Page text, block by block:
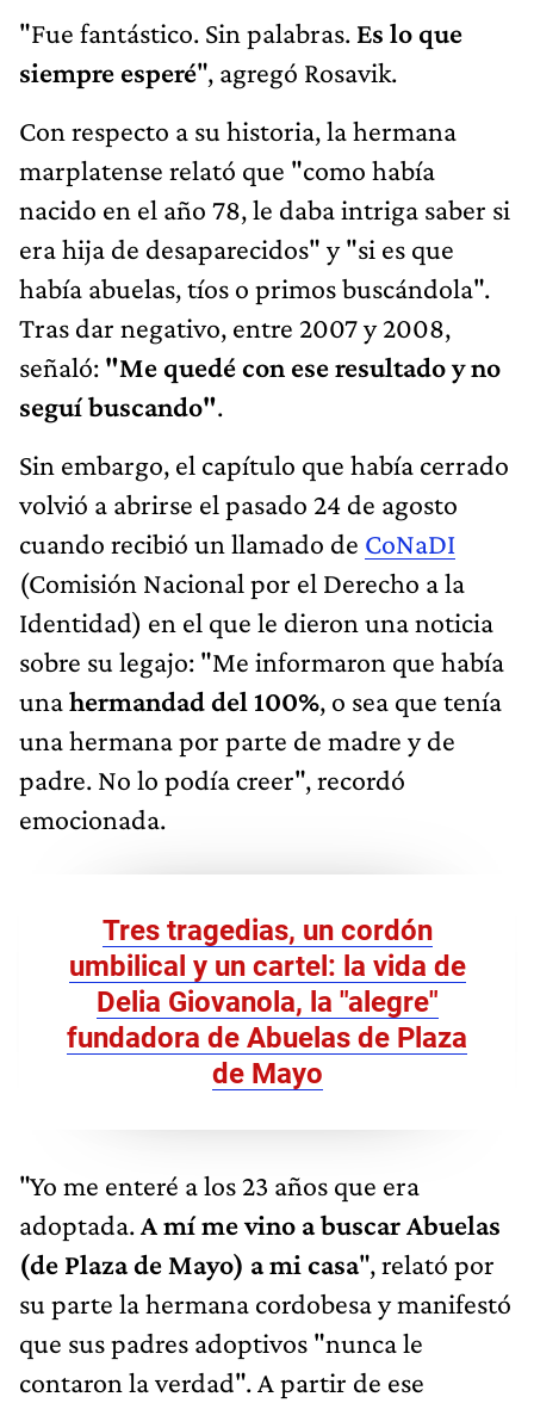
"Fue fantástico. Sin palabras. Es lo que
siempre esperé", agregó Rosavik.
Con respecto a su historia, la hermana
marplatense relató que "como había
nacido en el año 78, le daba intriga saber si
era hija de desaparecidos" y "si es que
había abuelas, tíos o primos buscándola".
Tras dar negativo, entre 2007 y 2008,
señaló: "Me quedé con ese resultado y no
seguí buscando".
Sin embargo, el capítulo que había cerrado
volvió a abrirse el pasado 24 de agosto
cuando recibió un llamado de CoNaDI
(Comisión Nacional por el Derecho a la
Identidad) en el que le dieron una noticia
sobre su legajo: "Me informaron que había
unahermandad del 100%, o sea que tenía
una hermana por parte de madre y de
padre. No lo podía creer", recordó
emocionada.
Tres tragedias, un cordón
umbilical y un cartel: la vida de
Delia Giovanola, la "alegre"
fundadora de Abuelas de Plaza
de Mayo
"Yo me enteré a los 23 años que era
adoptada.A mí me vino a buscar Abuelas
(de Plaza de Mayo) a mi casa", relató por
su parte la hermana cordobesa y manifestó
que sus padres adoptivos "nunca le
contaron la verdad". A partir de ese